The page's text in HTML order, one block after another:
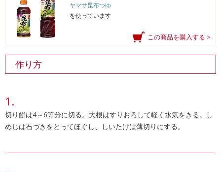
ヤマサ昆布つゆ
を使っています
この商品を購入する >
作り方
切り餅は4～6等分に切る。大根はすりおろして軽く水気をきる。し
めじは石づきをとってほぐし、しいたけは薄切りにする。